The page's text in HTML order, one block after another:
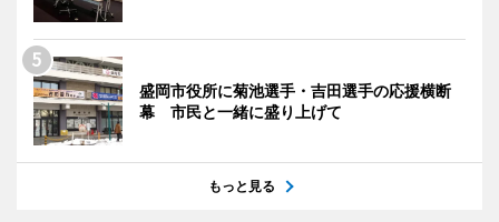
盛岡市役所に菊池選手・吉田選手の応援横断
幕 市民と一緒に盛り上げて
もっと見る